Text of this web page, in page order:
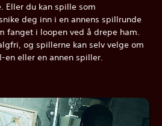
Eller du kan spille som
deg inn i en annens spillrunde
fanget i loopen ved å drepe ham.
og spillerne kan selv velge om
en eller en annen spiller.